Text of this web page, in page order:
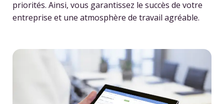
priorités. Ainsi, vous garantissez le succès de votre
entreprise et une atmosphère de travail agréable.